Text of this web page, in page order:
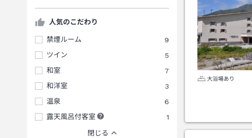
人気のこだわり
禁煙ルーム
9
ツイン
5
和室
7
和洋室
3
温泉
6
露天風呂付客室
1
閉じる
大浴場あり